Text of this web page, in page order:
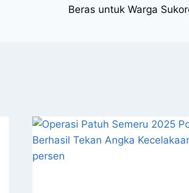
Beras untuk Warga